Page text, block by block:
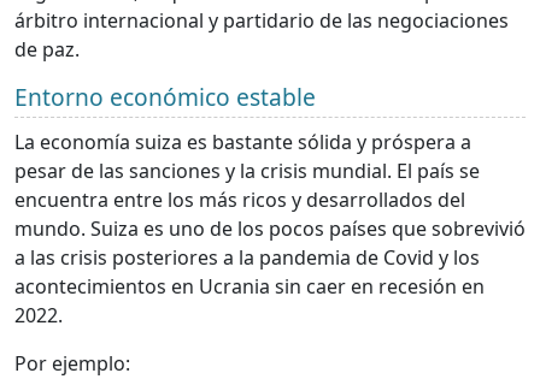
árbitro internacional y partidario de las negociaciones
de paz.
Entorno económico estable
La economía suiza es bastante sólida y próspera a
pesar de las sanciones y la crisis mundial. El país se
encuentra entre los más ricos y desarrollados del
mundo. Suiza es uno de los pocos países que sobrevivió
a las crisis posteriores a la pandemia de Covid y los
acontecimientos en Ucrania sin caer en recesión en
2022.
Por ejemplo: